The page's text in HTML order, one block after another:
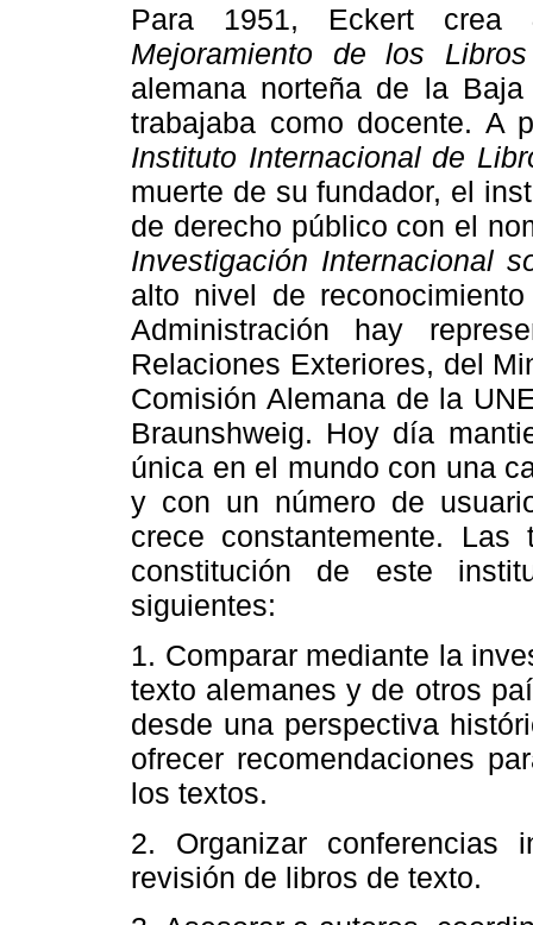
Para 1951, Eckert crea
Mejoramiento de los
alemana norteña de la
trabajaba como docente. A
Instituto Internacional de
muerte de su fundador, el
de derecho público con el
Investigación Internacional
alto nivel de
Administración hay
Relaciones Exteriores, del
Comisión Alemana de la
Braunshweig. Hoy día
única en el mundo con una
y con un número de
crece constantemente.
constitución de este
siguientes:
1. Comparar mediante la
texto alemanes y de otros
desde una perspectiva
ofrecer recomendaciones
los textos.
2. Organizar conferencias
revisión de libros de texto.